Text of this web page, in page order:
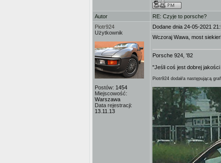
Autor
RE: Czyje to porsche?
Piotr924
Użytkownik
Postów: 1454
Miejscowość:
Warszawa
Data rejestracji:
13.11.13
Dodane dnia 24-05-2021
Wczoraj Wawa, most
Porsche 924, '82
"Jeśli coś jest dobrej
Piotr924 dodał/a następującą